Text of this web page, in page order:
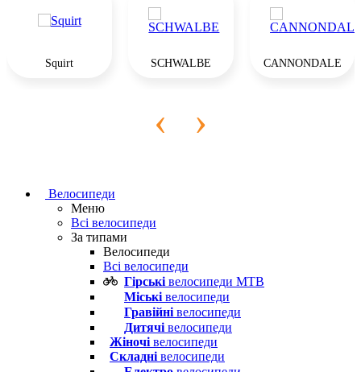
Squirt SCHWALBE CANNONDALE
‹ ›
Велосипеди
Меню
Всі велосипеди
За типами
Велосипеди
Всі велосипеди
Гірські велосипеди MTB
Міські велосипеди
Гравійні велосипеди
Дитячі велосипеди
Жіночі велосипеди
Складні велосипеди